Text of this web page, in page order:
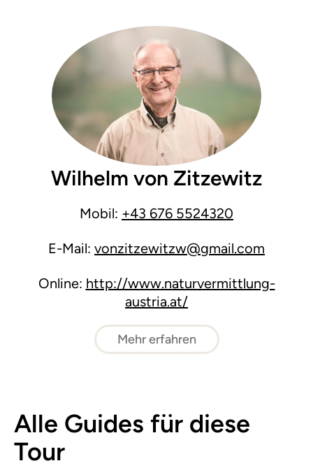
Wilhelm von Zitzewitz
Mobil: +43 676 5524320
E-Mail: vonzitzewitzw@gmail.com
Online: http://www.naturvermittlung-
austria.at/
Mehr erfahren
Alle Guides für diese
Tour